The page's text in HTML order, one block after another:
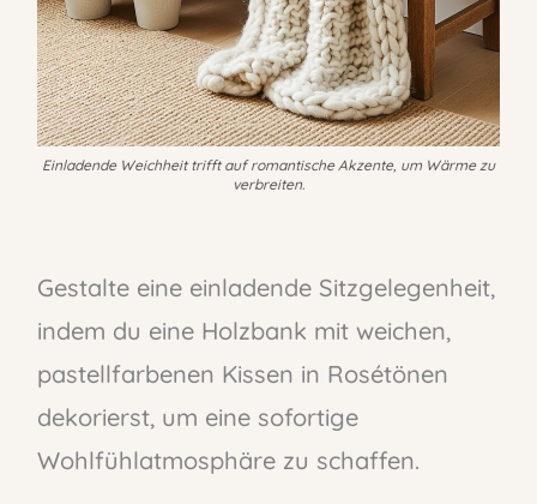
Einladende Weichheit trifft auf romantische Akzente, um Wärme zu
verbreiten.
Gestalte eine einladende Sitzgelegenheit,
indem du eine Holzbank mit weichen,
pastellfarbenen Kissen in Rosétönen
dekorierst, um eine sofortige
Wohlfühlatmosphäre zu schaffen.